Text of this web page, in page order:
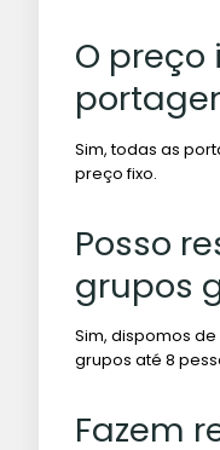
O preço
Sim, todas as
preço fixo.
Posso
grupos
Sim, dispomos
grupos até 8
Fazem